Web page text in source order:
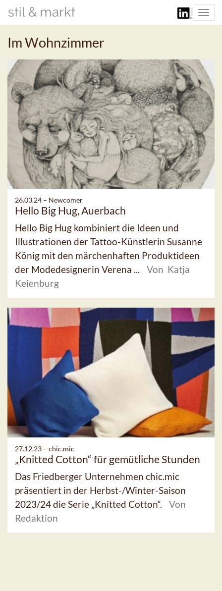
Im Wohnzimmer
26.03.24 – Newcomer
Hello Big Hug, Auerbach
Hello Big Hug kombiniert die Ideen und
Illustrationen der Tattoo-Künstlerin Susanne
König mit den märchenhaften Produktideen
der Modedesignerin Verena ...
Von Katja
Keienburg
27.12.23 – chic.mic
„Knitted Cotton“ für gemütliche Stunden
Das Friedberger Unternehmen chic.mic
präsentiert in der Herbst-/Winter-Saison
2023/24 die Serie „Knitted Cotton“.
Von
Redaktion